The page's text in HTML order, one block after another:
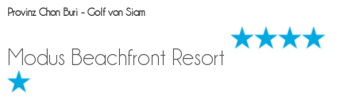
Provinz Chon Buri - Golf von Siam
Modus Beachfront Resort